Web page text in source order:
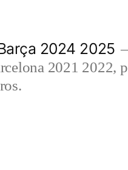
2024 2025
2021 2022,